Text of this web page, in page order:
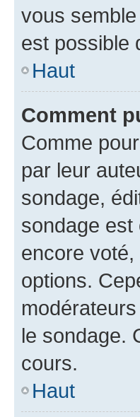
vous
est possible
Haut
Comment
Comme
par leur
sondage,
sondage est
encore voté,
options.
le sondage.
cours.
Haut